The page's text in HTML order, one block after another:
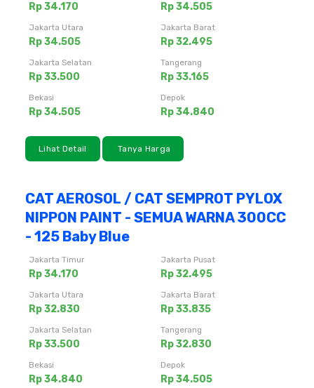
Rp 34.170 Rp 34.505
Jakarta Utara
Rp 34.505
Jakarta Barat
Rp 32.495
Jakarta Selatan
Rp 33.500
Tangerang
Rp 33.165
Bekasi
Rp 34.505
Depok
Rp 34.840
Lihat Detail Tanya Harga
CAT AEROSOL / CAT SEMPROT PYLOX
NIPPON PAINT - SEMUA WARNA 300CC
- 125 Baby Blue
Jakarta Timur
Rp 34.170
Jakarta Pusat
Rp 32.495
Jakarta Utara
Rp 32.830
Jakarta Barat
Rp 33.835
Jakarta Selatan
Rp 33.500
Tangerang
Rp 32.830
Bekasi
Rp 34.840
Depok
Rp 34.505